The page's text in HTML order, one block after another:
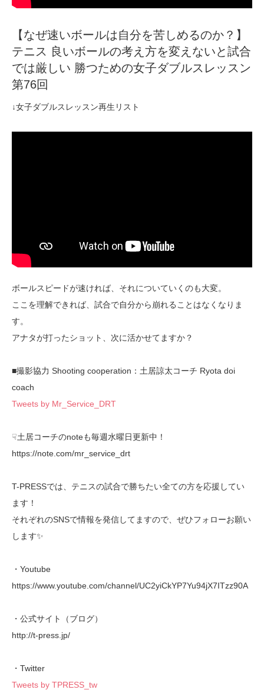
【なぜ速いボールは自分を苦しめるのか？】
テニス 良いボールの考え方を変えないと試合
では厳しい 勝つための女子ダブルスレッスン
第76回
↓女子ダブルスレッスン再生リスト
ボールスピードが速ければ、それについていくのも大変。
ここを理解できれば、試合で自分から崩れることはなくなりま
す。
アナタが打ったショット、次に活かせてますか？
■撮影協力 Shooting cooperation：土居諒太コーチ Ryota doi
coach
Tweets by Mr_Service_DRT
☟土居コーチのnoteも毎週水曜日更新中！
https://note.com/mr_service_drt
T-PRESSでは、テニスの試合で勝ちたい全ての方を応援してい
ます！
それぞれのSNSで情報を発信してますので、ぜひフォローお願い
します✨
・Youtube
https://www.youtube.com/channel/UC2yiCkYP7Yu94jX7ITzz90A
・公式サイト（ブログ）
http://t-press.jp/
・Twitter
Tweets by TPRESS_tw